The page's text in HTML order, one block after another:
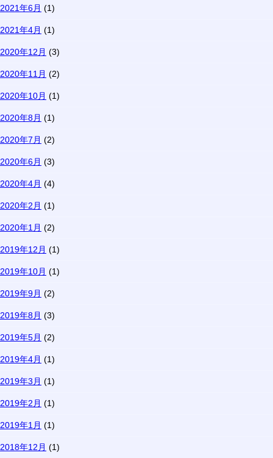
2021年6月 (1)
2021年4月 (1)
2020年12月 (3)
2020年11月 (2)
2020年10月 (1)
2020年8月 (1)
2020年7月 (2)
2020年6月 (3)
2020年4月 (4)
2020年2月 (1)
2020年1月 (2)
2019年12月 (1)
2019年10月 (1)
2019年9月 (2)
2019年8月 (3)
2019年5月 (2)
2019年4月 (1)
2019年3月 (1)
2019年2月 (1)
2019年1月 (1)
2018年12月 (1)